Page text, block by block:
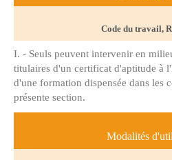
Code du travail,
I. - Seuls peuvent intervenir en
titulaires d'un certificat d'aptitude à
d'une formation dispensée dans les
présente section.
Modalités